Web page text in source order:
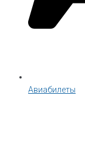
Авиабилеты